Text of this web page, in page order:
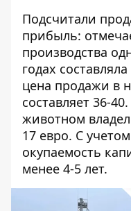
Подсчитали
прибыль:
производства
годах
цена продажи в
составляет 36-
животном
17 евро. С
окупаемость
менее 4-5 лет.